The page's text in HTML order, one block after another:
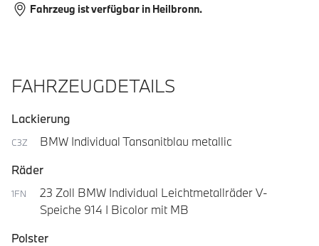
Fahrzeug ist verfügbar in Heilbronn.
FAHRZEUGDETAILS
Lackierung
C3Z
BMW Individual Tansanitblau metallic
Räder
1FN
23 Zoll BMW Individual Leichtmetallräder V-
Speiche 914 I Bicolor mit MB
Polster